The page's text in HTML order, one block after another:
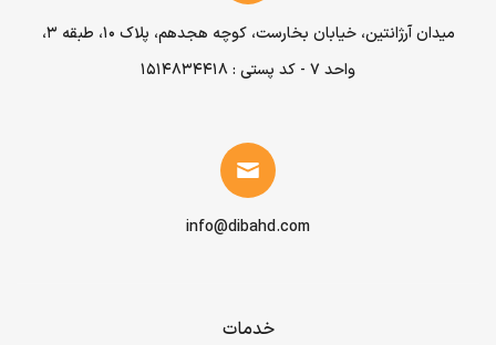
میدان آرژانتین، خیابان بخارست، کوچه هجدهم، پلاک ۱۰، طبقه ۳،
واحد ۷ - کد پستی : 1514834418
info@dibahd.com
خدمات